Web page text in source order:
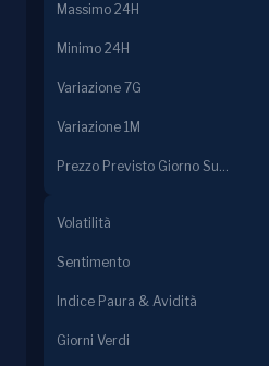
Massimo 24H
Minimo 24H
Variazione 7G
Variazione 1M
Prezzo Previsto Giorno Successivo
Volatilità
Sentimento
Indice Paura & Avidità
Giorni Verdi